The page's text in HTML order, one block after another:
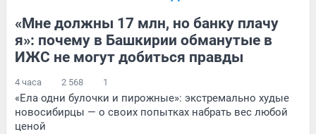
«Мне должны 17 млн, но банку плачу
я»: почему в Башкирии обманутые в
ИЖС не могут добиться правды
4 часа 2 568 1
«Ела одни булочки и пирожные»: экстремально худые
новосибирцы — о своих попытках набрать вес любой
ценой